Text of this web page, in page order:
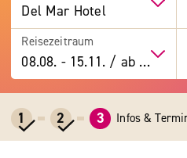
Del Mar Hotel
Reisezeitraum
08.08. -15.11. / ab 7 Tage
1 2 3 Infos &